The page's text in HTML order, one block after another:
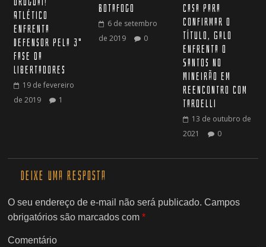
Atlético
enfrenta
Defensor pela 3°
Fase da
Libertadores
19 de fevereiro
de 2019
1
Botafogo
6 de setembro
de 2019
0
casa para
confirmar o
título, Galo
enfrenta o
Santos no
Mineirão em
reencontro com
Tardelli
13 de outubro de
2021
0
Deixe uma resposta
O seu endereço de e-mail não será publicado. Campos
obrigatórios são marcados com*
Comentário